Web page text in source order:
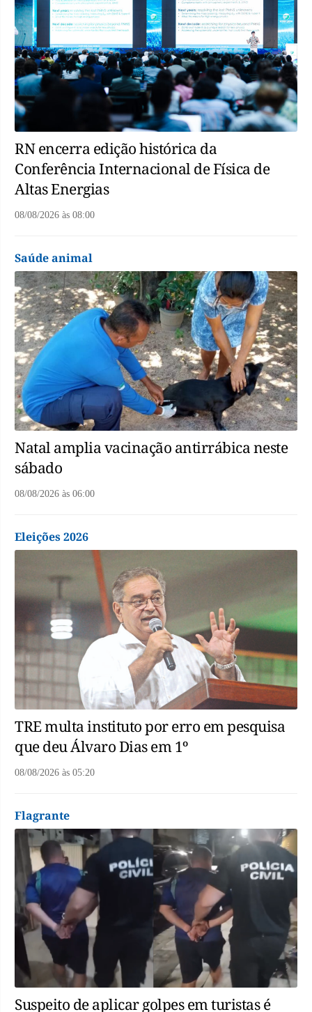
RN encerra edição histórica da
Conferência Internacional de Física de
Altas Energias
08/08/2026 às 08:00
Saúde animal
Natal amplia vacinação antirrábica neste
sábado
08/08/2026 às 06:00
Eleições 2026
TRE multa instituto por erro em pesquisa
que deu Álvaro Dias em 1º
08/08/2026 às 05:20
Flagrante
Suspeito de aplicar golpes em turistas é